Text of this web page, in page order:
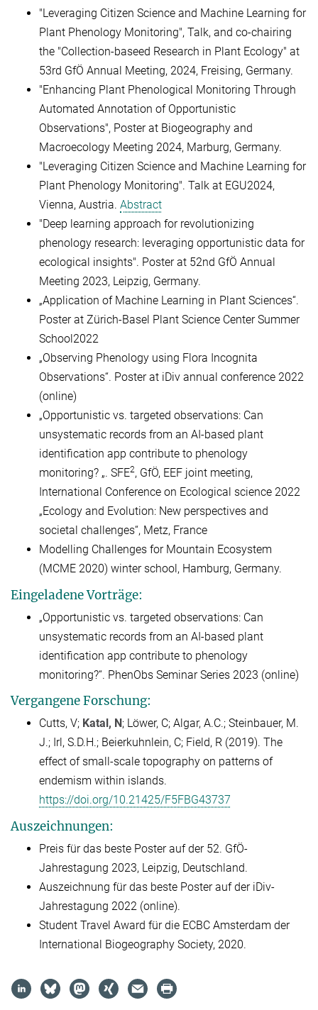
"Leveraging Citizen Science and Machine Learning for
Plant Phenology Monitoring", Talk, and co-chairing
the "Collection-baseed Research in Plant Ecology" at
53rd GfÖ Annual Meeting, 2024, Freising, Germany.
"Enhancing Plant Phenological Monitoring Through
Automated Annotation of Opportunistic
Observations", Poster at Biogeography and
Macroecology Meeting 2024, Marburg, Germany.
"Leveraging Citizen Science and Machine Learning for
Plant Phenology Monitoring". Talk at EGU2024,
Vienna, Austria. Abstract
"Deep learning approach for revolutionizing
phenology research: leveraging opportunistic data for
ecological insights". Poster at 52nd GfÖ Annual
Meeting 2023, Leipzig, Germany.
„Application of Machine Learning in Plant Sciences“.
Poster at Zürich-Basel Plant Science Center Summer
School2022
„Observing Phenology using Flora Incognita
Observations“. Poster at iDiv annual conference 2022
(online)
„Opportunistic vs. targeted observations: Can
unsystematic records from an AI-based plant
identification app contribute to phenology
monitoring? „. SFE2, GfÖ, EEF joint meeting,
International Conference on Ecological science 2022
„Ecology and Evolution: New perspectives and
societal challenges“, Metz, France
Modelling Challenges for Mountain Ecosystem
(MCME 2020) winter school, Hamburg, Germany.
Eingeladene Vorträge:
„Opportunistic vs. targeted observations: Can
unsystematic records from an AI-based plant
identification app contribute to phenology
monitoring?“. PhenObs Seminar Series 2023 (online)
Vergangene Forschung:
Cutts, V; Katal, N ; Löwer, C; Algar, A.C.; Steinbauer, M.
J.; Irl, S.D.H.; Beierkuhnlein, C; Field, R (2019). The
effect of small-scale topography on patterns of
endemism within islands.
https://doi.org/10.21425/F5FBG43737
Auszeichnungen:
Preis für das beste Poster auf der 52. GfÖ-
Jahrestagung 2023, Leipzig, Deutschland.
Auszeichnung für das beste Poster auf der iDiv-
Jahrestagung 2022 (online).
Student Travel Award für die ECBC Amsterdam der
International Biogeography Society, 2020.